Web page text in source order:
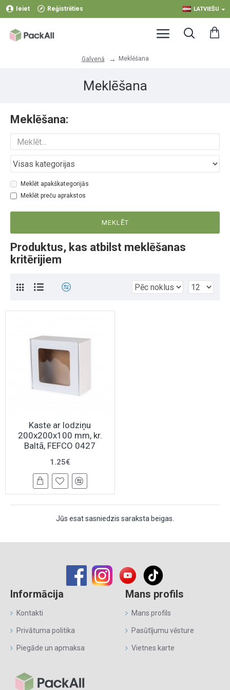
Ieiet Reģistrēties LATVIEŠU
Galvenā Meklēšana
Meklēšana
Meklēšana:
Meklēt apakškategorijās
Meklēt preču aprakstos
MEKLĒT
Produktus, kas atbilst meklēšanas
kritērijiem
Kaste ar lodziņu
200x200x100 mm, kr.
Baltā, FEFCO 0427
1.25€
Jūs esat sasniedzis saraksta beigas.
Informācija
Kontakti
Privātuma politika
Piegāde un apmaksa
Mans profils
Mans profils
Pasūtījumu vēsture
Vietnes karte